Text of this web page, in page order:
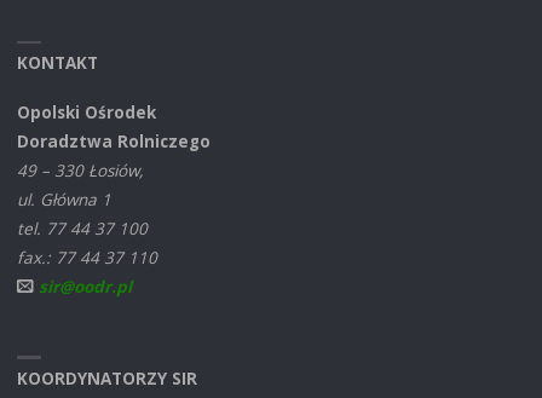
KONTAKT
Opolski Ośrodek
Doradztwa Rolniczego
49 – 330 Łosiów,
ul. Główna 1
tel. 77 44 37 100
fax.: 77 44 37 110
sir@oodr.pl
KOORDYNATORZY SIR